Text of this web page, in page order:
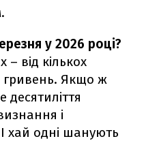
у 2026 році?
від кількох
гривень. Якщо ж
і
хай одні шанують